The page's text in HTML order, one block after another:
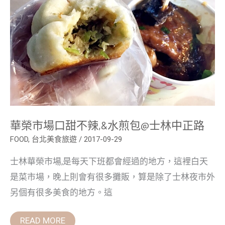
華榮市場口甜不辣,&水煎包@士林中正路
FOOD, 台北美食旅遊 / 2017-09-29
士林華榮市場,是每天下班都會經過的地方，這裡白天
是菜市場，晚上則會有很多攤販，算是除了士林夜市外
另個有很多美食的地方。這
不
辣,&
水
煎
包
@
士
林
中
正
路
READ MORE